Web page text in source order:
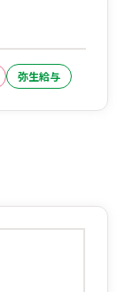
弥生給与